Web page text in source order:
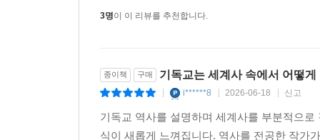
---pp.512-513
3명이 이 리뷰를 추천합니다.
종이책 구매 기독교는 세계사 속에서 어떻
i******8 2026-06-18 신고
기독교 역사를 설명하며 세계사를 부분적으
식이 새롭게 느껴집니다. 역사를 전공한 작가